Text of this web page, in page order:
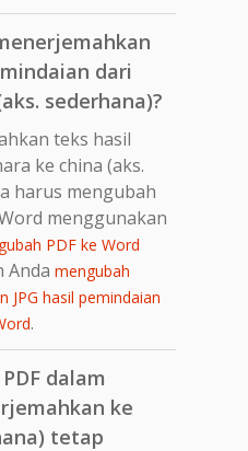
dari
sederhana)?
teks hasil
ke china (aks.
harus mengubah
menggunakan
PDF ke Word
Anda mengubah
JPG hasil pemindaian
.
dalam
ke
tetap